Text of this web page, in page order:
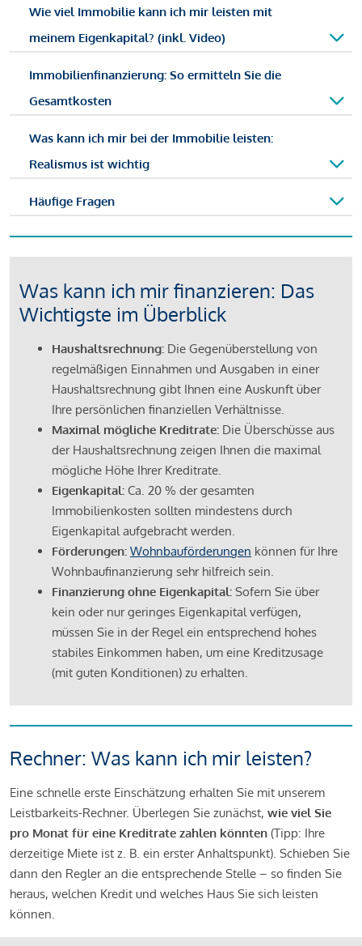
Wie viel Immobilie kann ich mir leisten mit
meinem Eigenkapital? (inkl. Video)
Immobilienfinanzierung: So ermitteln Sie die
Gesamtkosten
Was kann ich mir bei der Immobilie leisten:
Realismus ist wichtig
Häufige Fragen
Was kann ich mir finanzieren: Das
Wichtigste im Überblick
Haushaltsrechnung: Die Gegenüberstellung von
regelmäßigen Einnahmen und Ausgaben in einer
Haushaltsrechnung gibt Ihnen eine Auskunft über
Ihre persönlichen finanziellen Verhältnisse.
Maximal mögliche Kreditrate: Die Überschüsse aus
der Haushaltsrechnung zeigen Ihnen die maximal
mögliche Höhe Ihrer Kreditrate.
Eigenkapital: Ca. 20 % der gesamten
Immobilienkosten sollten mindestens durch
Eigenkapital aufgebracht werden.
Förderungen: Wohnbauförderungen können für Ihre
Wohnbaufinanzierung sehr hilfreich sein.
Finanzierung ohne Eigenkapital: Sofern Sie über
kein oder nur geringes Eigenkapital verfügen,
müssen Sie in der Regel ein entsprechend hohes
stabiles Einkommen haben, um eine Kreditzusage
(mit guten Konditionen) zu erhalten.
Rechner: Was kann ich mir leisten?
Eine schnelle erste Einschätzung erhalten Sie mit unserem
Leistbarkeits-Rechner. Überlegen Sie zunächst, wie viel Sie
pro Monat für eine Kreditrate zahlen könnten (Tipp: Ihre
derzeitige Miete ist z. B. ein erster Anhaltspunkt). Schieben Sie
dann den Regler an die entsprechende Stelle – so finden Sie
heraus, welchen Kredit und welches Haus Sie sich leisten
können.